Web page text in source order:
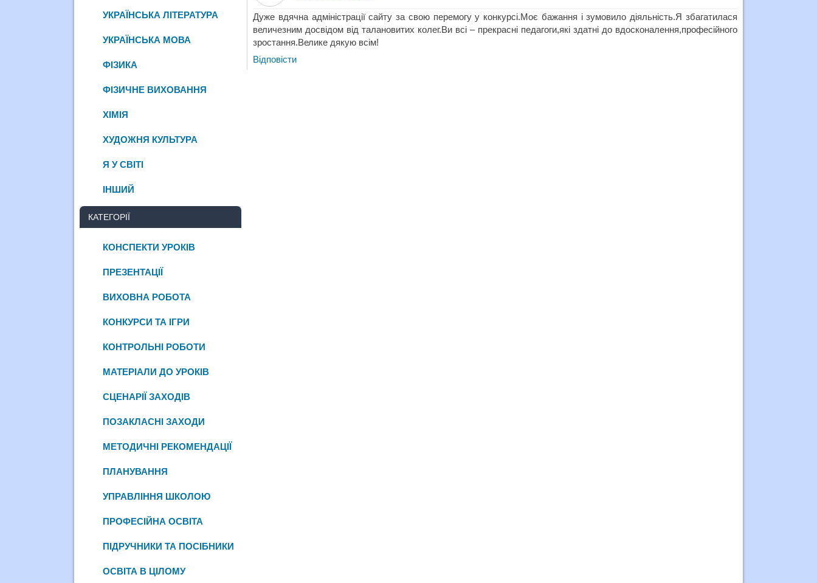
Дуже вдячна адміністрації сайту за свою перемогу у конкурсі.Моє бажання і зумовило діяльність.Я збагатилася
величезним досвідом від талановитих колег.Ви всі – прекрасні педагоги,які здатні до вдосконалення,професійного
зростання.Велике дякую всім!
Відповіcти
УКРАЇНСЬКА ЛІТЕРАТУРА
УКРАЇНСЬКА МОВА
ФІЗИКА
ФІЗИЧНЕ ВИХОВАННЯ
ХІМІЯ
ХУДОЖНЯ КУЛЬТУРА
Я У СВІТІ
ІНШИЙ
КАТЕГОРІЇ
КОНСПЕКТИ УРОКІВ
ПРЕЗЕНТАЦІЇ
ВИХОВНА РОБОТА
КОНКУРСИ ТА ІГРИ
КОНТРОЛЬНІ РОБОТИ
МАТЕРІАЛИ ДО УРОКІВ
СЦЕНАРІЇ ЗАХОДІВ
ПОЗАКЛАСНІ ЗАХОДИ
МЕТОДИЧНІ РЕКОМЕНДАЦІЇ
ПЛАНУВАННЯ
УПРАВЛІННЯ ШКОЛОЮ
ПРОФЕСІЙНА ОСВІТА
ПІДРУЧНИКИ ТА ПОСІБНИКИ
ОСВІТА В ЦІЛОМУ